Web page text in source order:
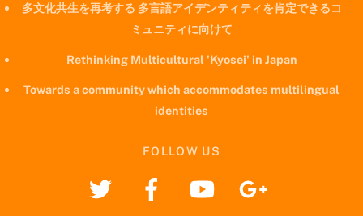
多文化共生を再考する 多言語アイデンティティを肯定できるコ
ミュニティに向けて
Rethinking Multicultural 'Kyosei' in Japan
Towards a community which accommodates multilingual
identities
FOLLOW US